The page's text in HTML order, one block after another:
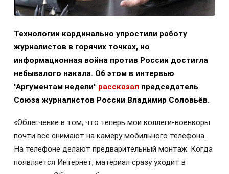
Технологии кардинально упростили работу
журналистов в горячих точках, но
информационная война против России достигла
небывалого накала. Об этом в интервью
"Аргументам недели" рассказал председатель
Союза журналистов России Владимир Соловьёв.
«Облегчение в том, что теперь мои коллеги-военкоры
почти всё снимают на камеру мобильного телефона.
На телефоне делают предварительный монтаж. Когда
появляется Интернет, материал сразу уходит в